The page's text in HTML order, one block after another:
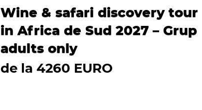
Wine & safari discovery tour
in Africa de Sud 2027 – Grup
adults only
de la 4260 EURO